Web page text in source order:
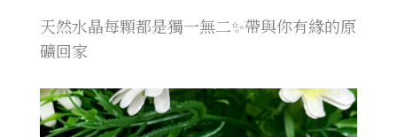
天然水晶每顆都是獨一無二✨帶與你有緣的原
礦回家